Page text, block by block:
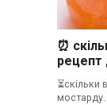
⏰
рецепт
⏳скільки
мостарду.